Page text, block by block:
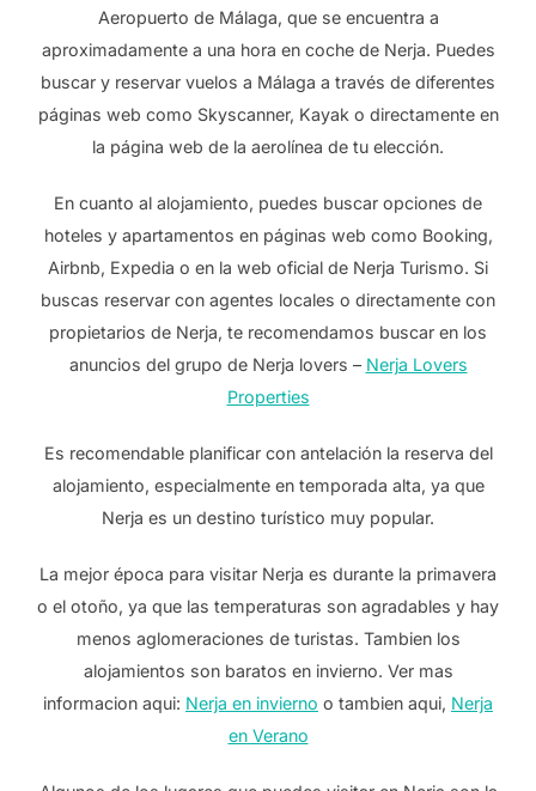
Aeropuerto de Málaga, que se encuentra a
aproximadamente a una hora en coche de Nerja. Puedes
buscar y reservar vuelos a Málaga a través de diferentes
páginas web como Skyscanner, Kayak o directamente en
la página web de la aerolínea de tu elección.
En cuanto al alojamiento, puedes buscar opciones de
hoteles y apartamentos en páginas web como Booking,
Airbnb, Expedia o en la web oficial de Nerja Turismo. Si
buscas reservar con agentes locales o directamente con
propietarios de Nerja, te recomendamos buscar en los
anuncios del grupo de Nerja lovers – Nerja Lovers
Properties
Es recomendable planificar con antelación la reserva del
alojamiento, especialmente en temporada alta, ya que
Nerja es un destino turístico muy popular.
La mejor época para visitar Nerja es durante la primavera
o el otoño, ya que las temperaturas son agradables y hay
menos aglomeraciones de turistas. Tambien los
alojamientos son baratos en invierno. Ver mas
informacion aqui: Nerja en invierno o tambien aqui, Nerja
en Verano